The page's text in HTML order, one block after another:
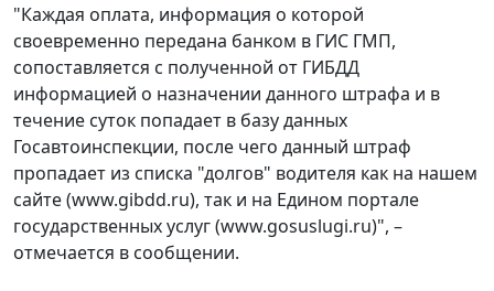
"Каждая оплата, информация о которой
своевременно передана банком в ГИС ГМП,
сопоставляется с полученной от ГИБДД
информацией о назначении данного штрафа и в
течение суток попадает в базу данных
Госавтоинспекции, после чего данный штраф
пропадает из списка "долгов" водителя как на нашем
сайте (www.gibdd.ru), так и на Едином портале
государственных услуг (www.gosuslugi.ru)", –
отмечается в сообщении.